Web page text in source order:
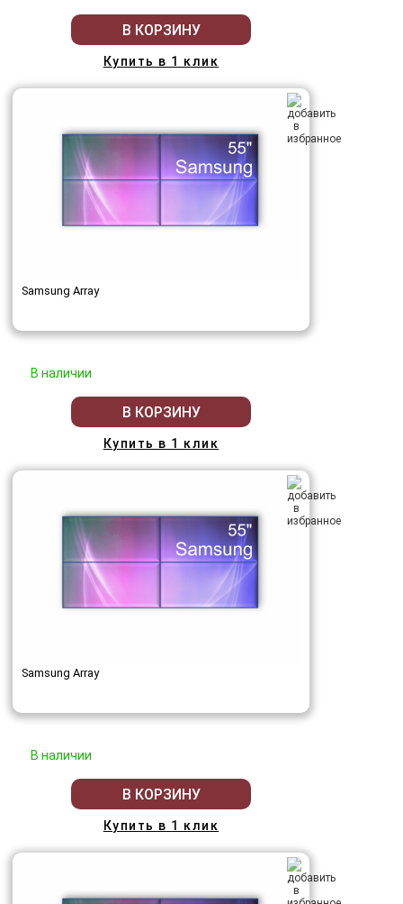
В КОРЗИНУ
Купить в 1 клик
Samsung Array
В наличии
В КОРЗИНУ
Купить в 1 клик
Samsung Array
В наличии
В КОРЗИНУ
Купить в 1 клик